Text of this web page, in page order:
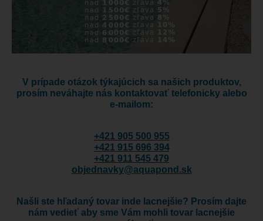
V prípade otázok týkajúcich sa našich produktov,
prosím neváhajte nás kontaktovať telefonicky alebo
e-mailom:
+421 905 500 955
+421 915 696 394
+421 911 545 479
objednavky@aquapond.sk
Našli ste hľadaný tovar inde lacnejšie? Prosím dajte
nám vedieť aby sme Vám mohli tovar lacnejšie